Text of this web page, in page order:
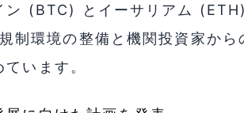
ン (BTC) とイーサリアム
制環境の整備と機関投資家から
います。